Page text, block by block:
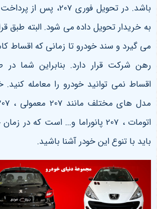
باشد. در تحویل فوری 207،
به خریدار تحویل داده می شود. البته طبق
می گیرد و سند خودرو تا زمانی که اقساط
رهن شرکت قرار دارد. بنابراین شما
باید با تنوع این خودر آشنا باشید.